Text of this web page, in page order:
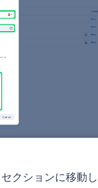
セクションに移動